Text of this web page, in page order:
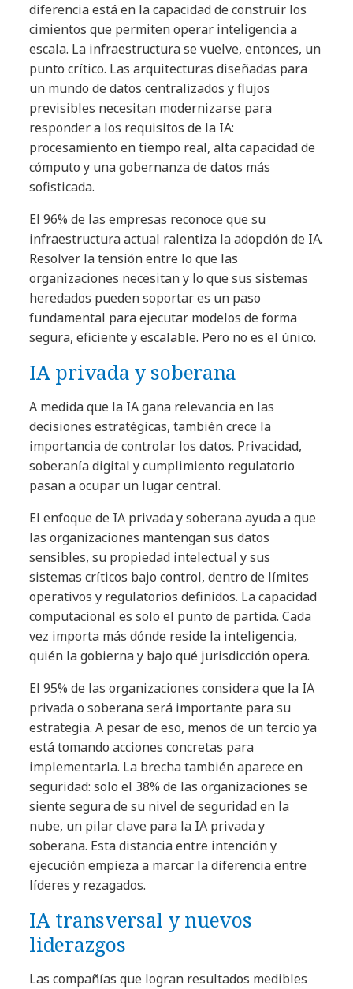
diferencia está en la capacidad de construir los
cimientos que permiten operar inteligencia a
escala. La infraestructura se vuelve, entonces, un
punto crítico. Las arquitecturas diseñadas para
un mundo de datos centralizados y flujos
previsibles necesitan modernizarse para
responder a los requisitos de la IA:
procesamiento en tiempo real, alta capacidad de
cómputo y una gobernanza de datos más
sofisticada.
El 96% de las empresas reconoce que su
infraestructura actual ralentiza la adopción de IA.
Resolver la tensión entre lo que las
organizaciones necesitan y lo que sus sistemas
heredados pueden soportar es un paso
fundamental para ejecutar modelos de forma
segura, eficiente y escalable. Pero no es el único.
IA privada y soberana
A medida que la IA gana relevancia en las
decisiones estratégicas, también crece la
importancia de controlar los datos. Privacidad,
soberanía digital y cumplimiento regulatorio
pasan a ocupar un lugar central.
El enfoque de IA privada y soberana ayuda a que
las organizaciones mantengan sus datos
sensibles, su propiedad intelectual y sus
sistemas críticos bajo control, dentro de límites
operativos y regulatorios definidos. La capacidad
computacional es solo el punto de partida. Cada
vez importa más dónde reside la inteligencia,
quién la gobierna y bajo qué jurisdicción opera.
El 95% de las organizaciones considera que la IA
privada o soberana será importante para su
estrategia. A pesar de eso, menos de un tercio ya
está tomando acciones concretas para
implementarla. La brecha también aparece en
seguridad: solo el 38% de las organizaciones se
siente segura de su nivel de seguridad en la
nube, un pilar clave para la IA privada y
soberana. Esta distancia entre intención y
ejecución empieza a marcar la diferencia entre
líderes y rezagados.
IA transversal y nuevos
liderazgos
Las compañías que logran resultados medibles